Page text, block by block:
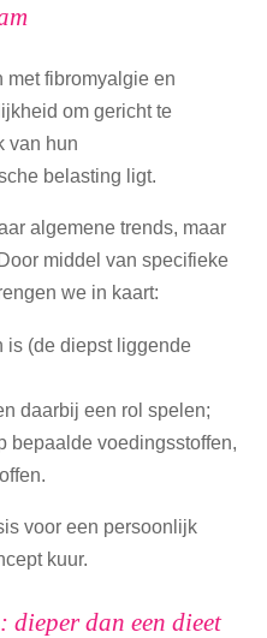
met fibromyalgie en
om gericht te
van hun
belasting ligt.
algemene trends, maar
middel van specifieke
we in kaart:
is (de diepst liggende
daarbij een rol spelen;
bepaalde voedingsstoffen,
voor een persoonlijk
kuur.
dieper dan een dieet